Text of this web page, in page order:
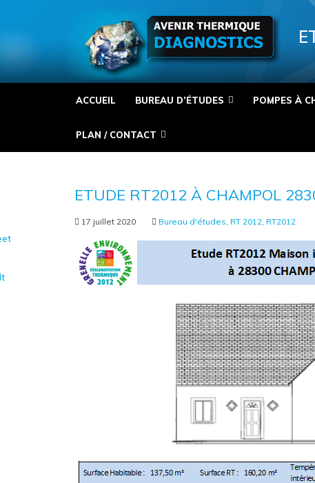
ACCUEIL BUREAU D’ÉTUDES POMPES À
PLAN / CONTACT
ETUDE RT2012 À CHAMPOL
17 juillet 2020 Bureau d'études RT 2012 RT2012